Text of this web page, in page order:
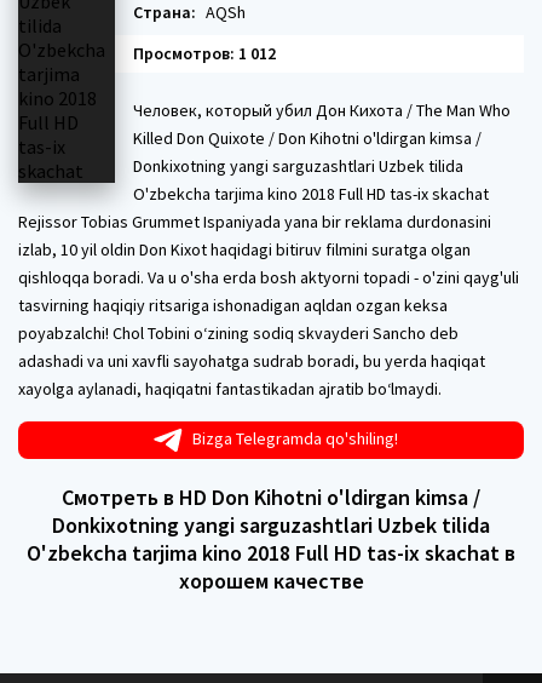
Страна: AQSh
Просмотров: 1 012
Человек, который убил Дон Кихота / The Man Who
Killed Don Quixote / Don Kihotni o'ldirgan kimsa /
Donkixotning yangi sarguzashtlari Uzbek tilida
O'zbekcha tarjima kino 2018 Full HD tas-ix skachat
Rejissor Tobias Grummet Ispaniyada yana bir reklama durdonasini
izlab, 10 yil oldin Don Kixot haqidagi bitiruv filmini suratga olgan
qishloqqa boradi. Va u o'sha erda bosh aktyorni topadi - o'zini qayg'uli
tasvirning haqiqiy ritsariga ishonadigan aqldan ozgan keksa
poyabzalchi! Chol Tobini o‘zining sodiq skvayderi Sancho deb
adashadi va uni xavfli sayohatga sudrab boradi, bu yerda haqiqat
xayolga aylanadi, haqiqatni fantastikadan ajratib bo‘lmaydi.
Bizga Telegramda qo'shiling!
Смотреть в HD Don Kihotni o'ldirgan kimsa /
Donkixotning yangi sarguzashtlari Uzbek tilida
O'zbekcha tarjima kino 2018 Full HD tas-ix skachat в
хорошем качестве